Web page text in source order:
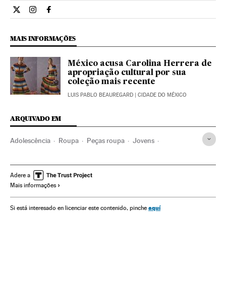
Economia El País Brasil en Twitter
Economia El País Brasil en Instagram
Economia El País Brasil en Facebook
MAIS INFORMAÇÕES
México acusa Carolina Herrera de
apropriação cultural por sua
coleção mais recente
LUIS PABLO BEAUREGARD | CIDADE DO MÉXICO
ARQUIVADO EM
Adolescência Roupa Peças roupa Jovens
Comércio Economia Indústria
Adere a
Mais informações
Si está interesado en licenciar este contenido, pinche aquí